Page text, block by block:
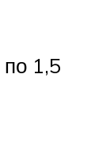
1,5